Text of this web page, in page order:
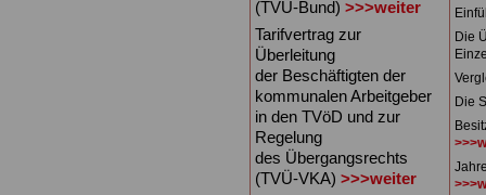
(TVÜ-Bund) >>>weiter
Tarifvertrag zur
Überleitung
der Beschäftigten der
kommunalen Arbeitgeber
in den TVöD und zur
Regelung
des Übergangsrechts
(TVÜ-VKA) >>>weiter
Die
Die